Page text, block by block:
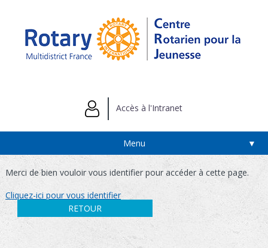
Accès à l'Intranet
Menu ▼
Merci de bien vouloir vous identifier pour accéder à cette page.
Cliquez-ici pour vous identifier
RETOUR